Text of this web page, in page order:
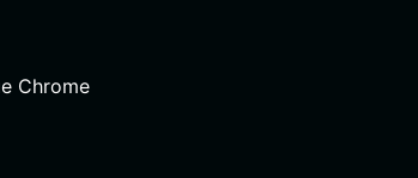
Chrome